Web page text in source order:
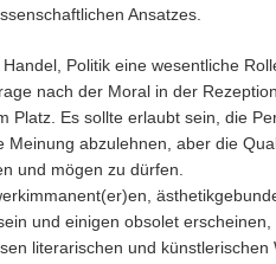
Ansatzes.
Politik eine wesentliche
nach der Moral in der
Platz. Es sollte erlaubt sein, die
Meinung abzulehnen, aber die
und mögen zu dürfen.
und einigen obsolet
literarischen und